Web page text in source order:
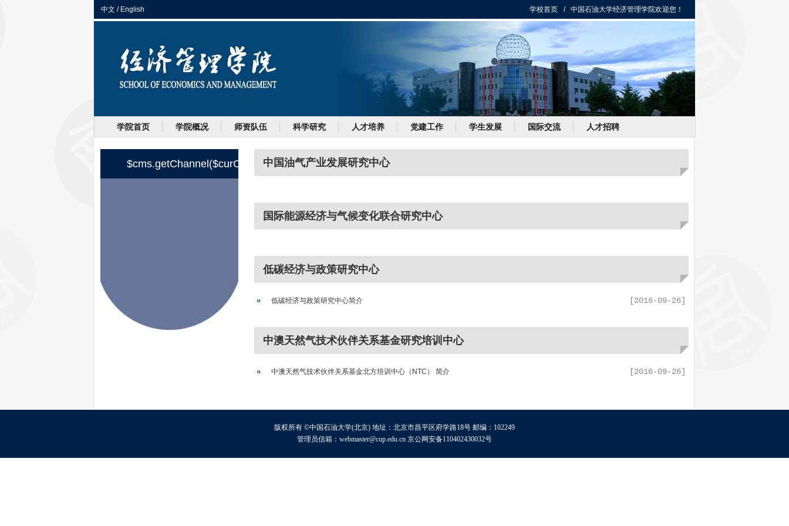
中文 / English 学校首页 / 中国石油大学经济管理学院欢迎您！
学院首页 学院概况 师资队伍 科学研究 人才培养 党建工作 学生发展 国际交流 人才招聘
$cms.getChannel($curChannel.paren.id).title
中国油气产业发展研究中心
国际能源经济与气候变化联合研究中心
低碳经济与政策研究中心
[2016-09-26]
低碳经济与政策研究中心简介
中澳天然气技术伙伴关系基金研究培训中心
[2016-09-26]
中澳天然气技术伙伴关系基金北方培训中心（NTC） 简介
版权所有 ©中国石油大学(北京) 地址：北京市昌平区府学路18号 邮编：102249
管理员信箱：webmaster@cup.edu.cn 京公网安备110402430032号